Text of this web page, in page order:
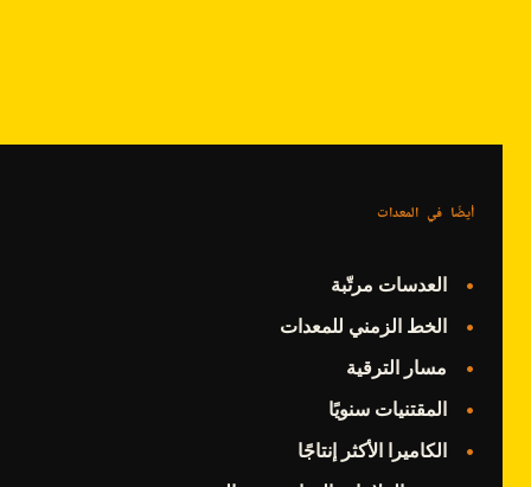
أيضًا في المعدات
العدسات مرتّبة
الخط الزمني للمعدات
مسار الترقية
المقتنيات سنويًا
الكاميرا الأكثر إنتاجًا